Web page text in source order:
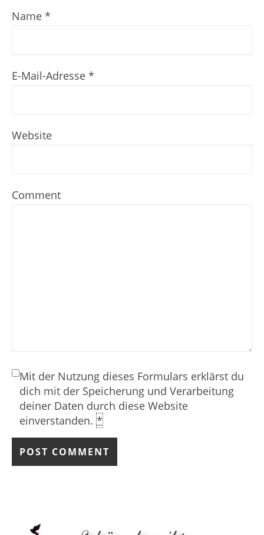
Name *
E-Mail-Adresse *
Website
Comment
Mit der Nutzung dieses Formulars erklärst du
dich mit der Speicherung und Verarbeitung
deiner Daten durch diese Website
einverstanden. *